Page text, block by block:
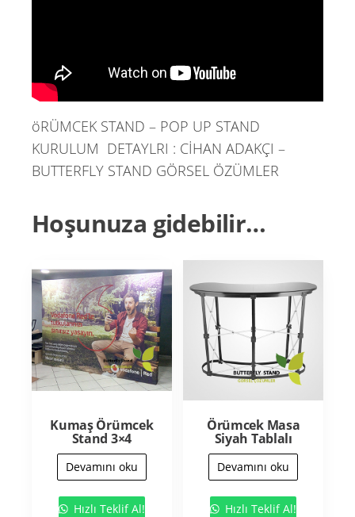
öRÜMCEK STAND – POP UP STAND
KURULUM DETAYLRI : CİHAN ADAKÇI –
BUTTERFLY STAND GÖRSEL ÖZÜMLER
Hoşunuza gidebilir…
Kumaş Örümcek
Stand 3×4
Devamını oku
Hızlı Teklif Al!
Örümcek Masa
Siyah Tablalı
Devamını oku
Hızlı Teklif Al!